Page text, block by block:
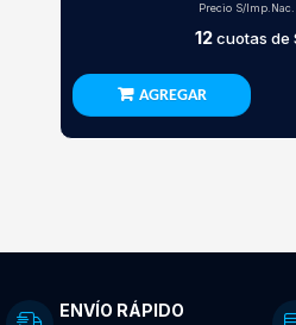
Precio S/Imp.Nac.
12cuotas de
AGREGAR
ENVÍO RÁPIDO